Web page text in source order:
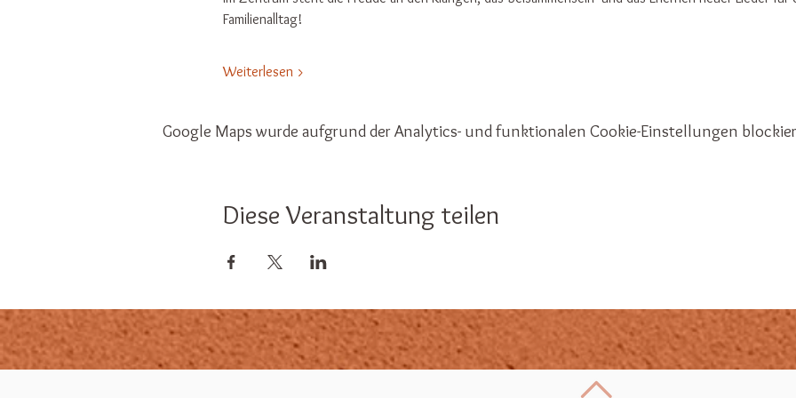
Familienalltag!
Weiterlesen >
Google Maps wurde aufgrund der Analytics- und funktionalen Cookie-Einstellungen
Diese Veranstaltung teilen